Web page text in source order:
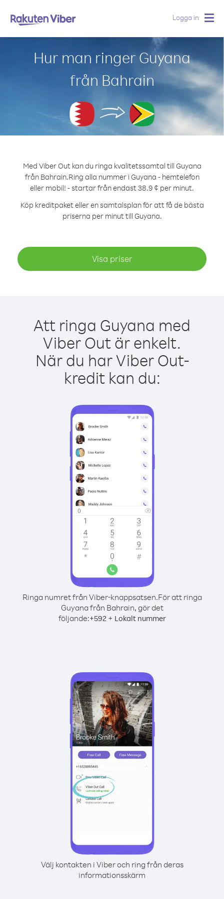
Logga in
Hur man ringer Guyana
från Bahrain
Med Viber Out kan du ringa kvalitetssamtal till Guyana
från Bahrain.Ring alla nummer i Guyana - hemtelefon
eller mobil! - startar från endast 38.9 ¢ per minut.
Köp kreditpaket eller en samtalsplan för att få de bästa
priserna per minut till Guyana.
Visa priser
Att ringa Guyana med
Viber Out är enkelt.
När du har Viber Out-
kredit kan du:
Ringa numret från Viber-knappsatsen.För att ringa
Guyana från Bahrain, gör det
följande:+592+ Lokalt nummer
Välj kontakten i Viber och ring från deras
informationsskärm